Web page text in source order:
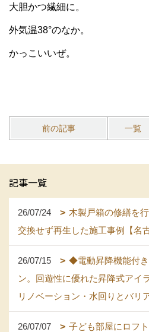
大胆かつ繊細に。
外気温38°のなか。
かっこいいぜ。
前の記事 一覧
記事一覧
26/07/24
木製戸箱の修繕を
交換せず再生した施工事例【名
26/07/15
◆電動昇降機能付
ン。回遊性に優れた昇降式アイ
リノベーション・水回りとバリ
26/07/07
子ども部屋にロフ